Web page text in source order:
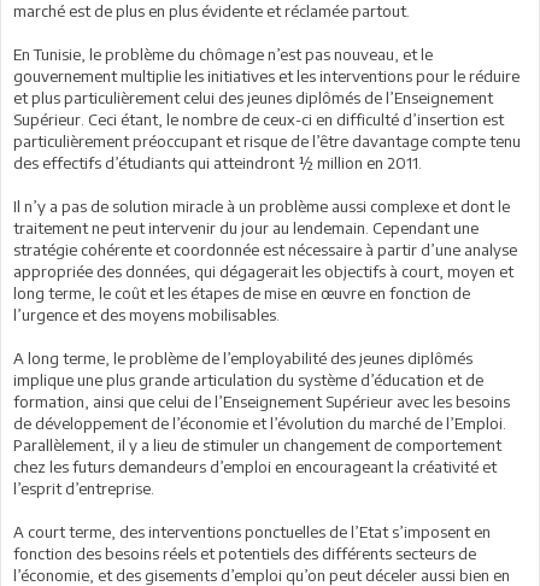
marché est de plus en plus évidente et réclamée partout.
En Tunisie, le problème du chômage n’est pas nouveau, et le
gouvernement multiplie les initiatives et les interventions pour le réduire
et plus particulièrement celui des jeunes diplômés de l’Enseignement
Supérieur. Ceci étant, le nombre de ceux-ci en difficulté d’insertion est
particulièrement préoccupant et risque de l’être davantage compte tenu
des effectifs d’étudiants qui atteindront ½ million en 2011.
Il n’y a pas de solution miracle à un problème aussi complexe et dont le
traitement ne peut intervenir du jour au lendemain. Cependant une
stratégie cohérente et coordonnée est nécessaire à partir d’une analyse
appropriée des données, qui dégagerait les objectifs à court, moyen et
long terme, le coût et les étapes de mise en œuvre en fonction de
l’urgence et des moyens mobilisables.
A long terme, le problème de l’employabilité des jeunes diplômés
implique une plus grande articulation du système d’éducation et de
formation, ainsi que celui de l’Enseignement Supérieur avec les besoins
de développement de l’économie et l’évolution du marché de l’Emploi.
Parallèlement, il y a lieu de stimuler un changement de comportement
chez les futurs demandeurs d’emploi en encourageant la créativité et
l’esprit d’entreprise.
A court terme, des interventions ponctuelles de l’Etat s’imposent en
fonction des besoins réels et potentiels des différents secteurs de
l’économie, et des gisements d’emploi qu’on peut déceler aussi bien en